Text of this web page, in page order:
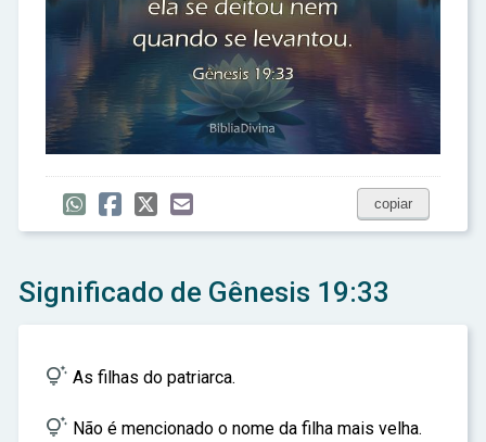
copiar
Significado de Gênesis 19:33
 As filhas do patriarca.
 Não é mencionado o nome da filha mais velha.